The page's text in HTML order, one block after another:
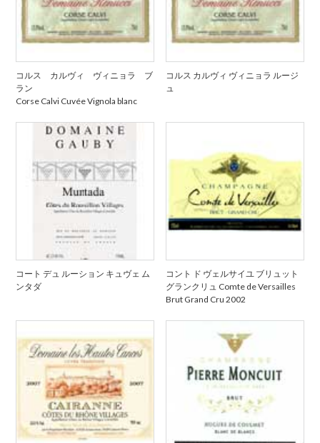
コルス カルヴィ ヴィニョラ ブ
ラン
Corse Calvi Cuvée Vignola blanc
コルス カルヴィ ヴィニョラ ルージ
ュ
コート デュ ルーション キュヴェ ム
ンタダ
コント ド ヴェルサイユ ブリュット
グランクリュ Comte de Versailles
Brut Grand Cru 2002